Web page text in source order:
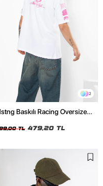
2
Baskılı Racing Oversize
TL 479,20 TL